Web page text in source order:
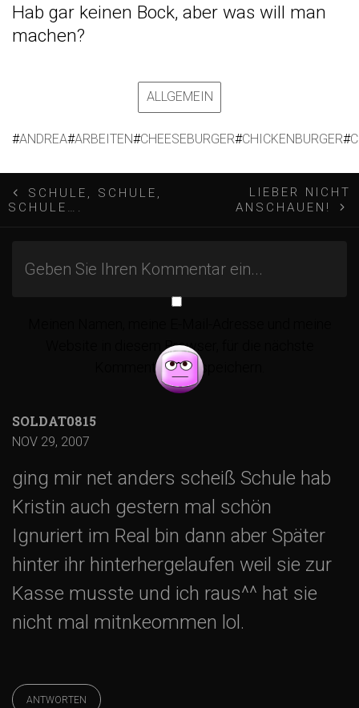
Hab gar keinen Bock, aber was will man
machen?
ALLGEMEIN
#ANDREA#ARBEITEN#CHEESEBURGER#CHICKENBURGER#
B
a
g
s
-
N
a
v
SCHULE, SCHULE,
SCHULE….
LIEBER NICHT
ANSCHAUEN!
Website in diesem Browser, für die nächste
Kommentierung, speichern.
SOLDAT0815
NOV 29, 2007
ging mir net anders scheiß Schule hab
Kristin auch gestern mal schön
Ignuriert im Real bin dann aber Später
hinter ihr hinterhergelaufen weil sie zur
Kasse musste und ich raus^^ hat sie
nicht mal mitnkeommen lol.
ANTWORTEN